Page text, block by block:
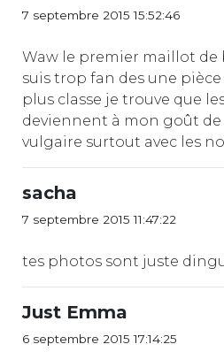
7 septembre 2015 15:52:46
Waw le premier maillot de
suis trop fan des une
plus classe je trouve que
deviennent à mon goût
vulgaire surtout avec les
sacha
7 septembre 2015 11:47:22
tes photos sont juste
Just Emma
6 septembre 2015 17:14:25